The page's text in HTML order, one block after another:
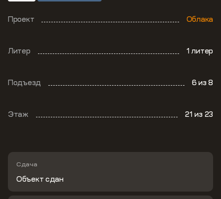
Проект Облака
Литер 1 литер
Подъезд 6из 8
Этаж 21из 23
Сдача
Объект сдан